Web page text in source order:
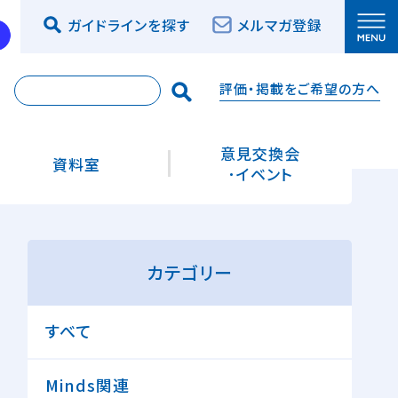
カテゴリー
すべて
Minds関連
資料室
意見交換会
･イベント
ガイドラインを探す メルマガ登録
評価・掲載をご希望の方へ